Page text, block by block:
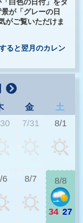
白色の日付」をタ
が「グレーの日
がご覧いただけま
ると翌月のカレン
金
土
7/31 8/1
6 8/7 8/8
34 27